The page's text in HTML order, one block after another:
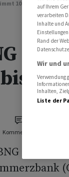
100 Mio Fr. bis 2036
Kommentare
Bank
auf Ihrem
verarbeiten
Inhalte und
Rand der
Wir und
Verwendung
Inhalten,
Liste der